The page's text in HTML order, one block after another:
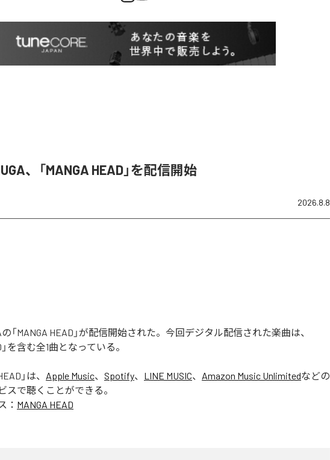
、「MANGA HEAD」を配信開始
2026.8.8
の「MANGA HEAD」が配信開始された。今回デジタル配信された楽曲は、
」を含む全1曲となっている。
」は、 Apple Music、 Spotify、 LINE MUSIC、 Amazon Music Unlimitedなどの
スで聴くことができる。
： MANGA HEAD